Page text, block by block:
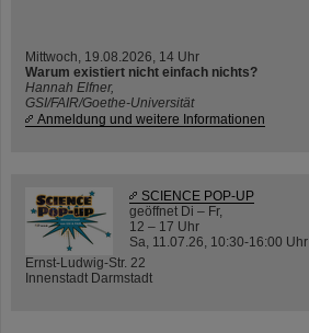
Mittwoch, 19.08.2026, 14 Uhr
Warum existiert nicht einfach nichts?
Hannah Elfner,
GSI/FAIR/Goethe-Universität
Anmeldung und weitere Informationen
SCIENCE POP-UP
geöffnet Di – Fr,
12 – 17 Uhr
Sa, 11.07.26, 10:30-16:00 Uhr
Ernst-Ludwig-Str. 22
Innenstadt Darmstadt